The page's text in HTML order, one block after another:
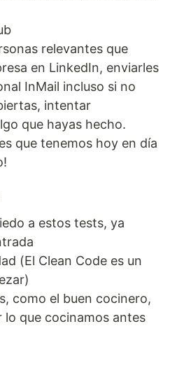
relevantes que
en LinkedIn, enviarles
InMail incluso si no
intentar
que hayas hecho.
que tenemos hoy en día
a estos tests, ya
(El Clean Code es un
como el buen cocinero,
que cocinamos antes